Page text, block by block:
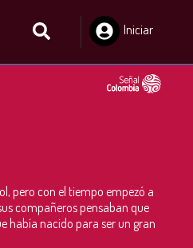
Iniciar
pero con el tiempo empezó a
compañeros pensaban que
había nacido para ser un gran